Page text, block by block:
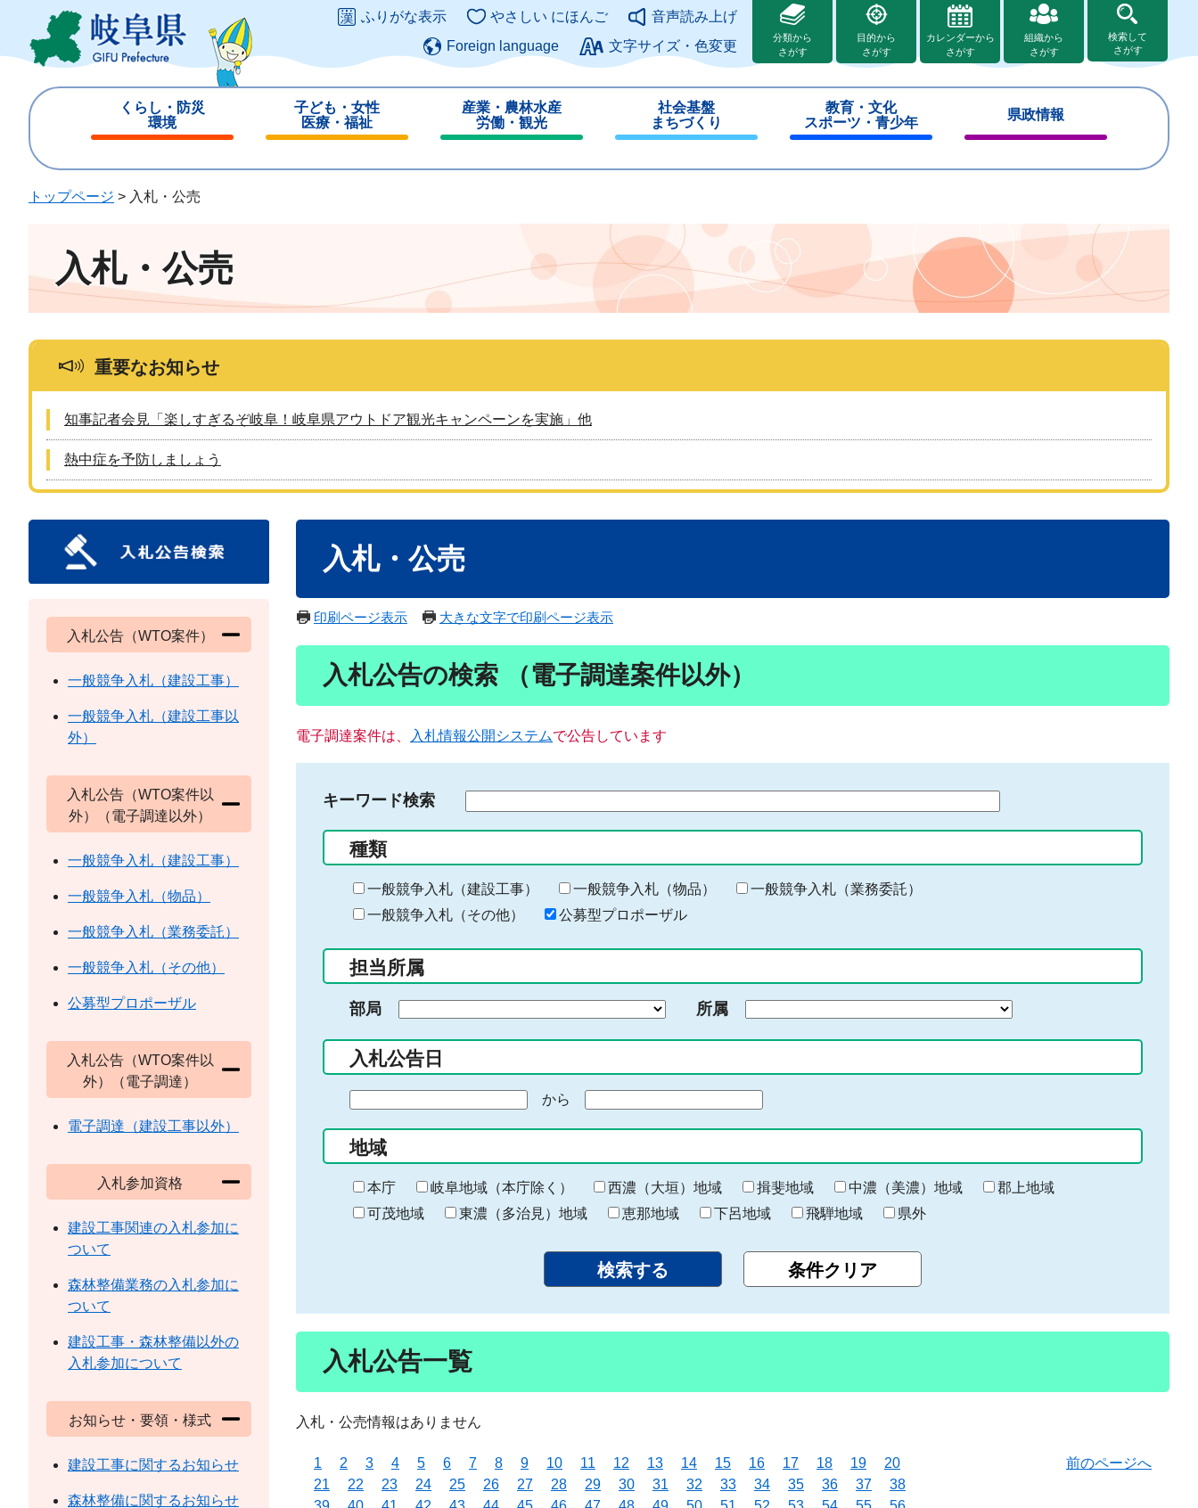
ジ
ュ
このページの本文へ
ふりがな表示 やさしい にほんご
音声読み上げ
Foreign language
文字サイズ・色変更
分類から
さがす
目的から
さがす
カレンダーから
さがす
組織から
さがす
検索して
さがす
くらし・防災
環境
じ
子ども・女性
医療・福祉
じ
産業・農林水産
労働・観光
じ
社会基盤
まちづくり
じ
教育・文化
スポーツ・青少年
じ
県政情報
じ
トップページ > 入札・公売
入札・公売
重要なお知らせ
知事記者会見「楽しすぎるぞ岐阜！岐阜県アウトドア観光キャンペーンを実施」他
熱中症を予防しましょう
入札・公売
印刷ページ表示 大きな文字で印刷ページ表示
入札公告の検索 （電子調達案件以外）
電子調達案件は、 入札情報公開システムで公告しています
キーワード検索
る
キ
ー
ー
入
力
種類
一般競争入札（建設工事） 一般競争入札（物品）
一般競争入札（業務委託）
一般競争入札（その他）
公募型プロポーザル
担当所属
部局 所属
入札公告日
の
始
ま
り
から
終
わ
り
地域
本庁 岐阜地域（本庁除く） 西濃（大垣）地域 揖斐地域 中濃（美濃）地域
郡上地域
可茂地域
東濃（多治見）地域 恵那地域 下呂地域 飛騨地域 県外
入札公告一覧
入札・公売情報はありません
1 2 3 4 5 6 7 8 9 10 11 12 13 14 15 16 17 18 19
20
21
22 23 24 25 26 27 28 29 30 31 32 33 34 35 36 37
38
前のページへ
入札公告（WTO案件）
一般競争入札（建設工事）
一般競争入札（建設工事以
外）
入札公告（WTO案件以
外）（電子調達以外）
一般競争入札（建設工事）
一般競争入札（物品）
一般競争入札（業務委託）
一般競争入札（その他）
公募型プロポーザル
入札公告（WTO案件以
外）（電子調達）
電子調達（建設工事以外）
入札参加資格
建設工事関連の入札参加に
ついて
森林整備業務の入札参加に
ついて
建設工事・森林整備以外の
入札参加について
お知らせ・要領・様式
建設工事に関するお知らせ
森林整備に関するお知らせ